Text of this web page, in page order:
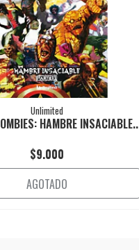
Unlimited
HAMBRE INSACIABLE..
$9.000
AGOTADO